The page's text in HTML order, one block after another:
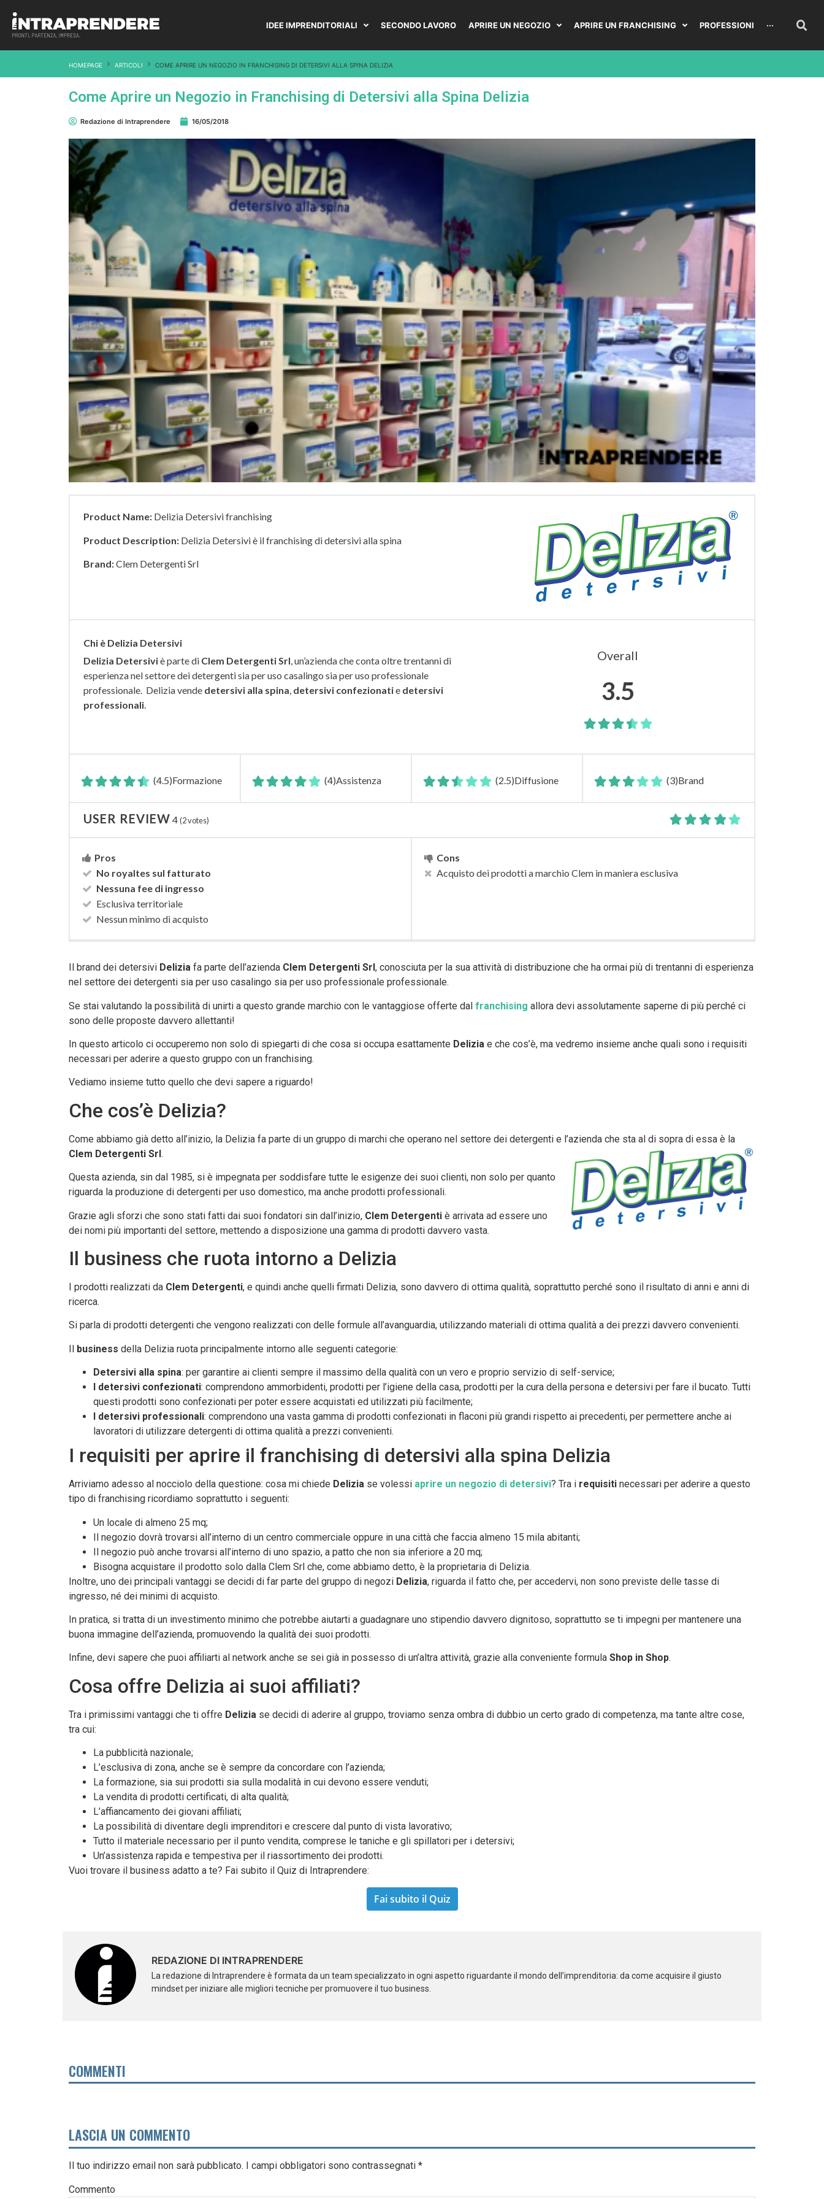
IDEE IMPRENDITORIALI SECONDO LAVORO APRIRE UN NEGOZIO APRIRE UN FRANCHISING PROFESSIONI ···
HOMEPAGE ARTICOLI COME APRIRE UN NEGOZIO IN FRANCHISING DI DETERSIVI ALLA SPINA DELIZIA
Come Aprire un Negozio in Franchising di Detersivi alla Spina Delizia
Redazione di Intraprendere 16/05/2018
Product Name: Delizia Detersivi franchising
Product Description: Delizia Detersivi è il franchising di detersivi alla spina
Brand:Clem Detergenti Srl
Chi è Delizia Detersivi
Delizia Detersiviè parte di Clem Detergenti Srl, un’azienda che conta oltre trentanni di
esperienza nel settore dei detergenti sia per uso casalingo sia per uso professionale
professionale. Delizia vende detersivi alla spina, detersivi confezionatie detersivi
professionali.
Overall
3.5
Formazione
(4.5) Assistenza
(4) Diffusione
(2.5) Brand
(3)
USER REVIEW 4(2votes)
Pros
No royaltes sul fatturato
Nessuna fee di ingresso
Esclusiva territoriale
Nessun minimo di acquisto
Cons
Acquisto dei prodotti a marchio Clem in maniera esclusiva
Il brand dei detersivi Delizia fa parte dell’azienda Clem Detergenti Srl , conosciuta per la sua attività di distribuzione che ha ormai più di trentanni di esperienza
nel settore dei detergenti sia per uso casalingo sia per uso professionale professionale.
Se stai valutando la possibilità di unirti a questo grande marchio con le vantaggiose offerte dal franchising allora devi assolutamente saperne di più perché ci
sono delle proposte davvero allettanti!
In questo articolo ci occuperemo non solo di spiegarti di che cosa si occupa esattamente Delizia e che cos’è, ma vedremo insieme anche quali sono i requisiti
necessari per aderire a questo gruppo con un franchising.
Vediamo insieme tutto quello che devi sapere a riguardo!
Che cos’è Delizia?
Come abbiamo già detto all’inizio, la Delizia fa parte di un gruppo di marchi che operano nel settore dei detergenti e l’azienda che sta al di sopra di essa è la
Clem Detergenti Srl.
Questa azienda, sin dal 1985, si è impegnata per soddisfare tutte le esigenze dei suoi clienti, non solo per quanto
riguarda la produzione di detergenti per uso domestico, ma anche prodotti professionali.
Grazie agli sforzi che sono stati fatti dai suoi fondatori sin dall’inizio, Clem Detergenti è arrivata ad essere uno
dei nomi più importanti del settore, mettendo a disposizione una gamma di prodotti davvero vasta.
Il business che ruota intorno a Delizia
I prodotti realizzati da Clem Detergenti, e quindi anche quelli firmati Delizia, sono davvero di ottima qualità, soprattutto perché sono il risultato di anni e anni di
ricerca.
Si parla di prodotti detergenti che vengono realizzati con delle formule all’avanguardia, utilizzando materiali di ottima qualità a dei prezzi davvero convenienti.
Il business della Delizia ruota principalmente intorno alle seguenti categorie:
Detersivi alla spina: per garantire ai clienti sempre il massimo della qualità con un vero e proprio servizio di self-service;
I detersivi confezionati: comprendono ammorbidenti, prodotti per l’igiene della casa, prodotti per la cura della persona e detersivi per fare il bucato. Tutti
questi prodotti sono confezionati per poter essere acquistati ed utilizzati più facilmente;
I detersivi professionali: comprendono una vasta gamma di prodotti confezionati in flaconi più grandi rispetto ai precedenti, per permettere anche ai
lavoratori di utilizzare detergenti di ottima qualità a prezzi convenienti.
I requisiti per aprire il franchising di detersivi alla spina Delizia
Arriviamo adesso al nocciolo della questione: cosa mi chiede Delizia se volessi aprire un negozio di detersivi? Tra i requisiti necessari per aderire a questo
tipo di franchising ricordiamo soprattutto i seguenti:
Un locale di almeno 25 mq;
Il negozio dovrà trovarsi all’interno di un centro commerciale oppure in una città che faccia almeno 15 mila abitanti;
Il negozio può anche trovarsi all’interno di uno spazio, a patto che non sia inferiore a 20 mq;
Bisogna acquistare il prodotto solo dalla Clem Srl che, come abbiamo detto, è la proprietaria di Delizia.
Inoltre, uno dei principali vantaggi se decidi di far parte del gruppo di negozi Delizia, riguarda il fatto che, per accedervi, non sono previste delle tasse di
ingresso, né dei minimi di acquisto.
In pratica, si tratta di un investimento minimo che potrebbe aiutarti a guadagnare uno stipendio davvero dignitoso, soprattutto se ti impegni per mantenere una
buona immagine dell’azienda, promuovendo la qualità dei suoi prodotti.
Infine, devi sapere che puoi affiliarti al network anche se sei già in possesso di un’altra attività, grazie alla conveniente formula Shop in Shop.
Cosa offre Delizia ai suoi affiliati?
Tra i primissimi vantaggi che ti offre Delizia se decidi di aderire al gruppo, troviamo senza ombra di dubbio un certo grado di competenza, ma tante altre cose,
tra cui:
La pubblicità nazionale;
L’esclusiva di zona, anche se è sempre da concordare con l’azienda;
La formazione, sia sui prodotti sia sulla modalità in cui devono essere venduti;
La vendita di prodotti certificati, di alta qualità;
L’affiancamento dei giovani affiliati;
La possibilità di diventare degli imprenditori e crescere dal punto di vista lavorativo;
Tutto il materiale necessario per il punto vendita, comprese le taniche e gli spillatori per i detersivi;
Un’assistenza rapida e tempestiva per il riassortimento dei prodotti.
Vuoi trovare il business adatto a te? Fai subito il Quiz di Intraprendere:
Fai subito il Quiz
REDAZIONE DI INTRAPRENDERE
La redazione di Intraprendere è formata da un team specializzato in ogni aspetto riguardante il mondo dell’imprenditoria: da come acquisire il giusto
mindset per iniziare alle migliori tecniche per promuovere il tuo business.
COMMENTI
LASCIA UN COMMENTO
Il tuo indirizzo email non sarà pubblicato. I campi obbligatori sono contrassegnati *
Commento